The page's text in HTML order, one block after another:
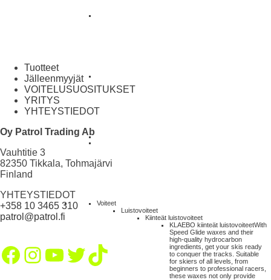
Voiteet
Luistovoiteet
Kiinteät luistovoiteet
KLAEBO kiinteät luistovoiteetWith
Speed Glide waxes and their
high-quality hydrocarbon
ingredients, get your skis ready
to conquer the tracks. Suitable
for skiers of all levels, from
beginners to professional racers,
these waxes not only provide
Tuotteet
Jälleenmyyjät
VOITELUSUOSITUKSET
YRITYS
YHTEYSTIEDOT
Oy Patrol Trading Ab
Vauhtitie 3
82350 Tikkala, Tohmajärvi
Finland
YHTEYSTIEDOT
+358 10 3465 310
patrol@patrol.fi
Facebook
Instagram
YouTube
Twitter
TikTok